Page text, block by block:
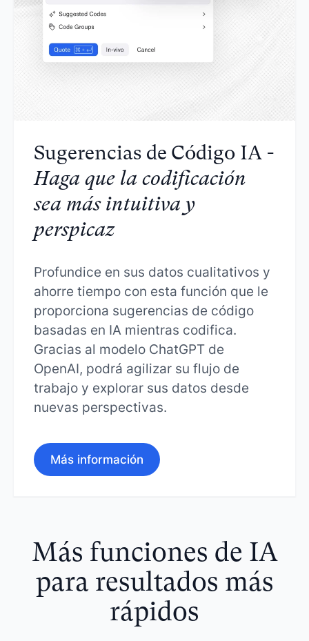
Sugerencias de Código IA -
Haga que la codificación
sea más intuitiva y
perspicaz
Profundice en sus datos cualitativos y
ahorre tiempo con esta función que le
proporciona sugerencias de código
basadas en IA mientras codifica.
Gracias al modelo ChatGPT de
OpenAI, podrá agilizar su flujo de
trabajo y explorar sus datos desde
nuevas perspectivas.
Más información
Más funciones de IA
para resultados más
rápidos